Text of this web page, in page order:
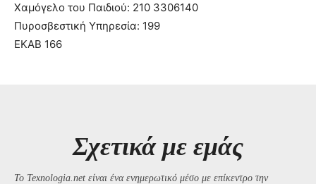
Χαμόγελο του Παιδιού: 210 3306140
Πυροσβεστική Υπηρεσία: 199
ΕΚΑΒ 166
Σχετικά με εμάς
Το Texnologia.net είναι ένα ενημερωτικό μέσο με επίκεντρο την